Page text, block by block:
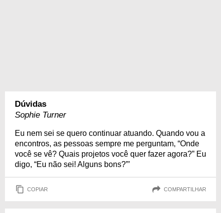
Dúvidas
Sophie Turner
Eu nem sei se quero continuar atuando. Quando vou a
encontros, as pessoas sempre me perguntam, “Onde
você se vê? Quais projetos você quer fazer agora?” Eu
digo, “Eu não sei! Alguns bons?”’
COPIAR COMPARTILHAR